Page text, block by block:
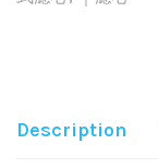
Description